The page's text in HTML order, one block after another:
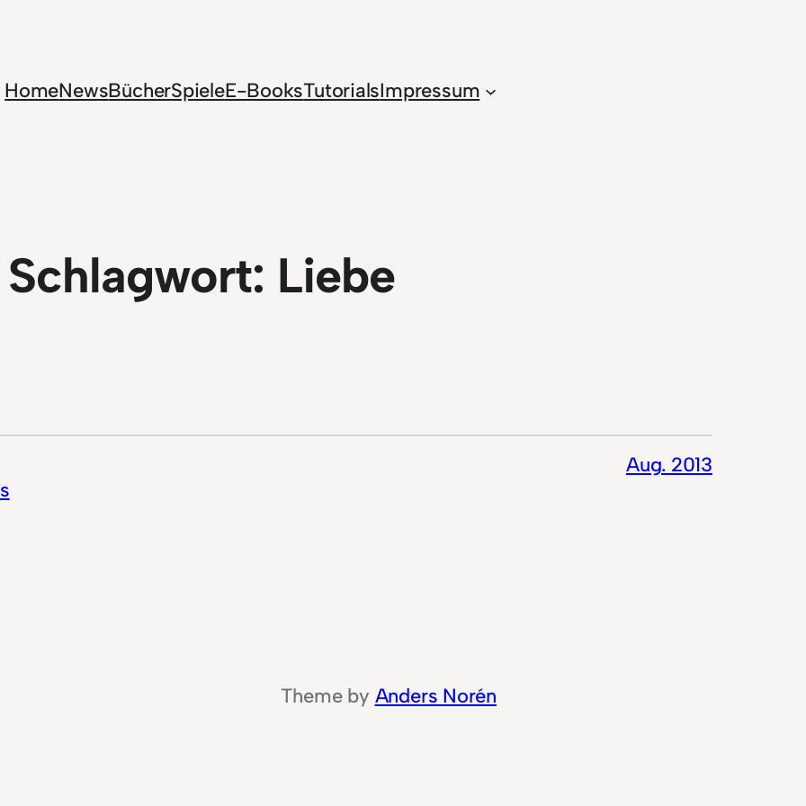
HomeNewsBücherSpieleE-BooksTutorialsImpressum
Schlagwort: Liebe
Aug. 2013
Theme by Anders Norén